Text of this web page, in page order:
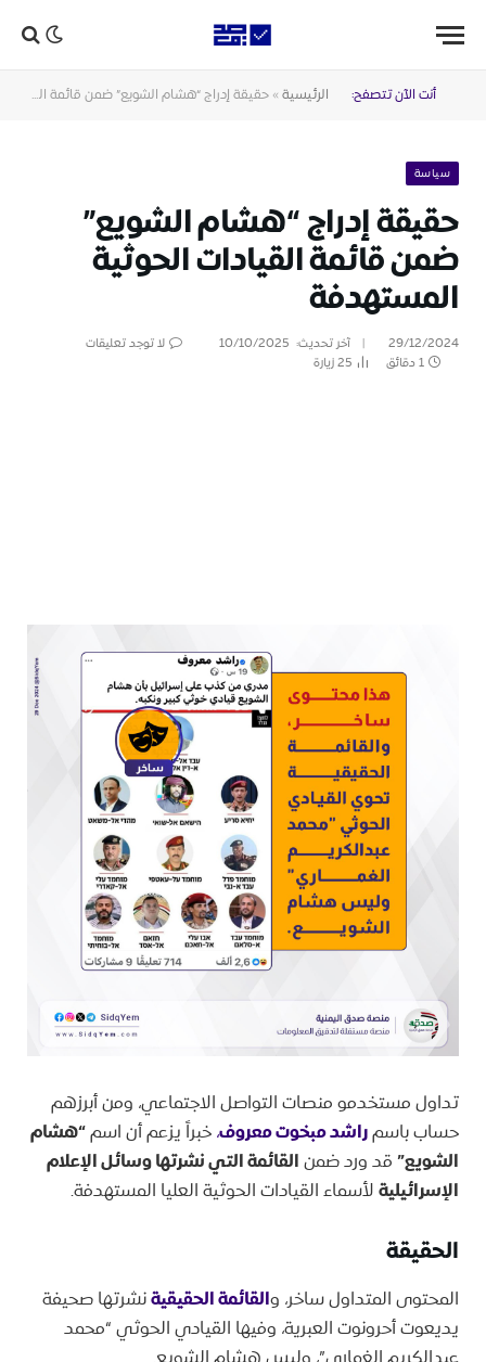
أنت الآن تتصفح: الرئيسية » حقيقة إدراج “هشام الشويع” ضمن قائمة القيادات الحوثية المستهدفة
سياسة
حقيقة إدراج “هشام الشويع”
ضمن قائمة القيادات الحوثية
المستهدفة
29/12/2024 آخر تحديث: 10/10/2025
لا توجد تعليقات
1 دقائق
25زيارة
تداول مستخدمو منصات التواصل الاجتماعي، ومن أبرزهم
حساب باسمراشد مبخوت معروف،خبراً يزعم أن اسم“هشام
الشويع”قد ورد ضمنالقائمة التي نشرتها وسائل الإعلام
الإسرائيليةلأسماء القيادات الحوثية العليا المستهدفة.
الحقيقة
المحتوى المتداول ساخر، والقائمة الحقيقيةنشرتها صحيفة
يديعوت أحرونوت العبرية، وفيها القيادي الحوثي “محمد